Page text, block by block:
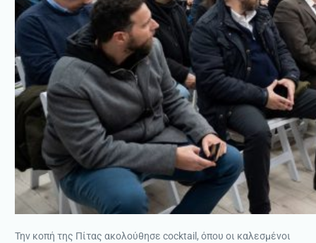
Την κοπή της Πίτας ακολούθησε cocktail, όπου οι καλεσμένοι